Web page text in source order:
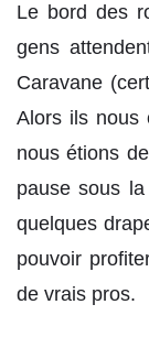
Le bord des
gens
Caravane
Alors ils nous
nous étions
pause sous
quelques
pouvoir
de vrais pros.